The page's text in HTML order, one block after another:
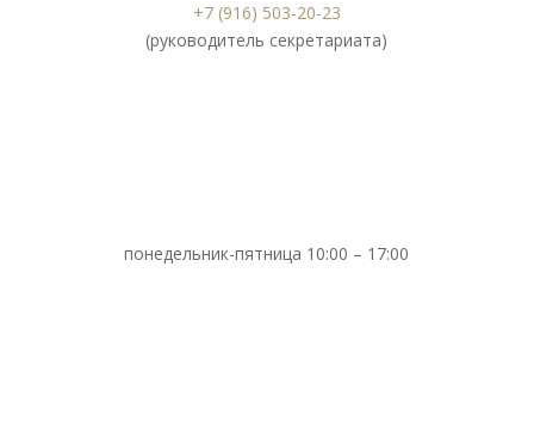
+7 (916) 503-20-23
(руководитель секретариата)
понедельник-пятница 10:00 – 17:00